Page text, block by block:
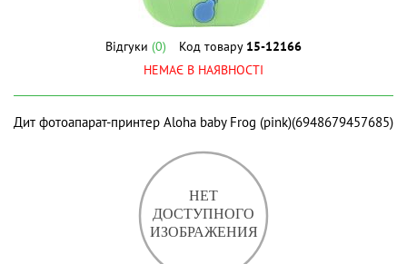
Відгуки (0) Код товару 15-12166
НЕМАЄ В НАЯВНОСТІ
Дит фотоапарат-принтер Aloha baby Frog (pink)(6948679457685)